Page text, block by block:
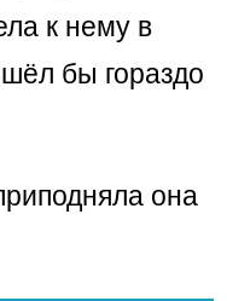
к нему в
бы гораздо
она